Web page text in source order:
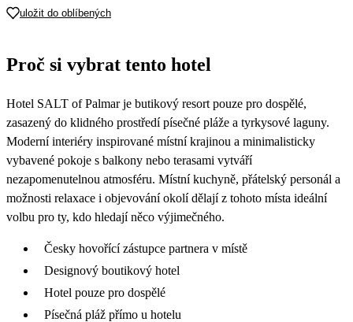
17
73 369
18
61 659
64 789 56 209 52 939 64 989
55 439
uložit do oblíbených
Proč si vybrat tento hotel
Hotel SALT of Palmar je butikový resort pouze pro dospělé,
zasazený do klidného prostředí písečné pláže a tyrkysové laguny.
Moderní interiéry inspirované místní krajinou a minimalisticky
vybavené pokoje s balkony nebo terasami vytváří
nezapomenutelnou atmosféru. Místní kuchyně, přátelský personál a
možnosti relaxace i objevování okolí dělají z tohoto místa ideální
volbu pro ty, kdo hledají něco výjimečného.
Česky hovořící zástupce partnera v místě
Designový boutikový hotel
Hotel pouze pro dospělé
Písečná pláž přímo u hotelu